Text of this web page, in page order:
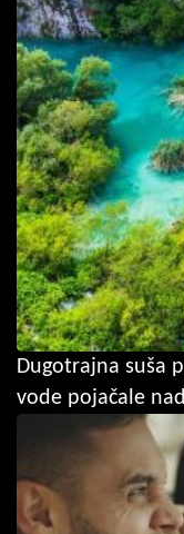
Dugotrajna suša
vode pojačale